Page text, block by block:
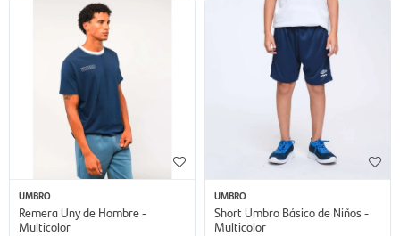
UMBRO
Remera Uny de Hombre -
Multicolor
UMBRO
Short Umbro Básico de Niños -
Multicolor